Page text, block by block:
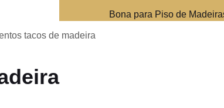
Bona para Piso de
tacos de madeira